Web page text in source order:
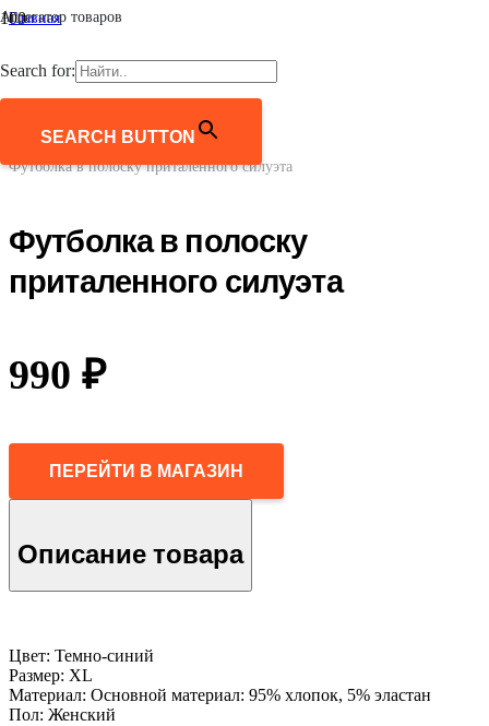
Агрегатор товаров
Search for:
SEARCH BUTTON
Главная
/
Футболки и лонгсливы
Футболка в полоску приталенного силуэта
Футболка в полоску
приталенного силуэта
990 ₽
ПЕРЕЙТИ В МАГАЗИН
Описание товара
Цвет: Темно-cиний
Размер: XL
Материал: Основной материал: 95% хлопок, 5% эластан
Пол: Женский